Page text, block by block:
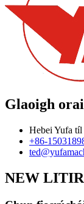
Glaoigh
Hebei Yufa
+86-
NEW LITIR